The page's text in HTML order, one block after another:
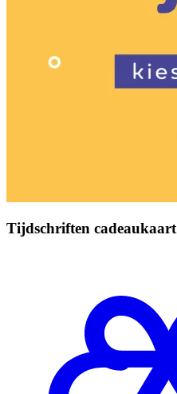
Tijdschriften cadeaukaart